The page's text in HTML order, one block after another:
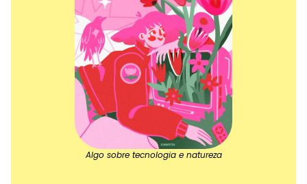
Algo sobre tecnologia e natureza